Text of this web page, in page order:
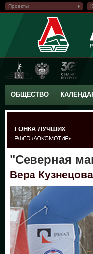
Проекты
ОБЩЕСТВО
ГОНКА ЛУЧШИХ
"Северная
Вера Кузнецова